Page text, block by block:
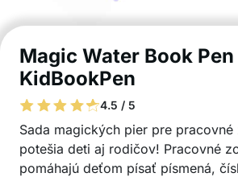
Magic Water Book
KidBookPen
4.5 / 5
Sada magických pier pre
potešia deti aj rodičov! Pracovné
pomáhajú deťom písať písmená,